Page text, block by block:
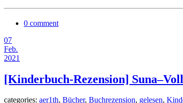
0 comment
07
Feb.
2021
[Kinderbuch-Rezension]
categories: aer1th, Bücher, Buchrezension, gelesen,